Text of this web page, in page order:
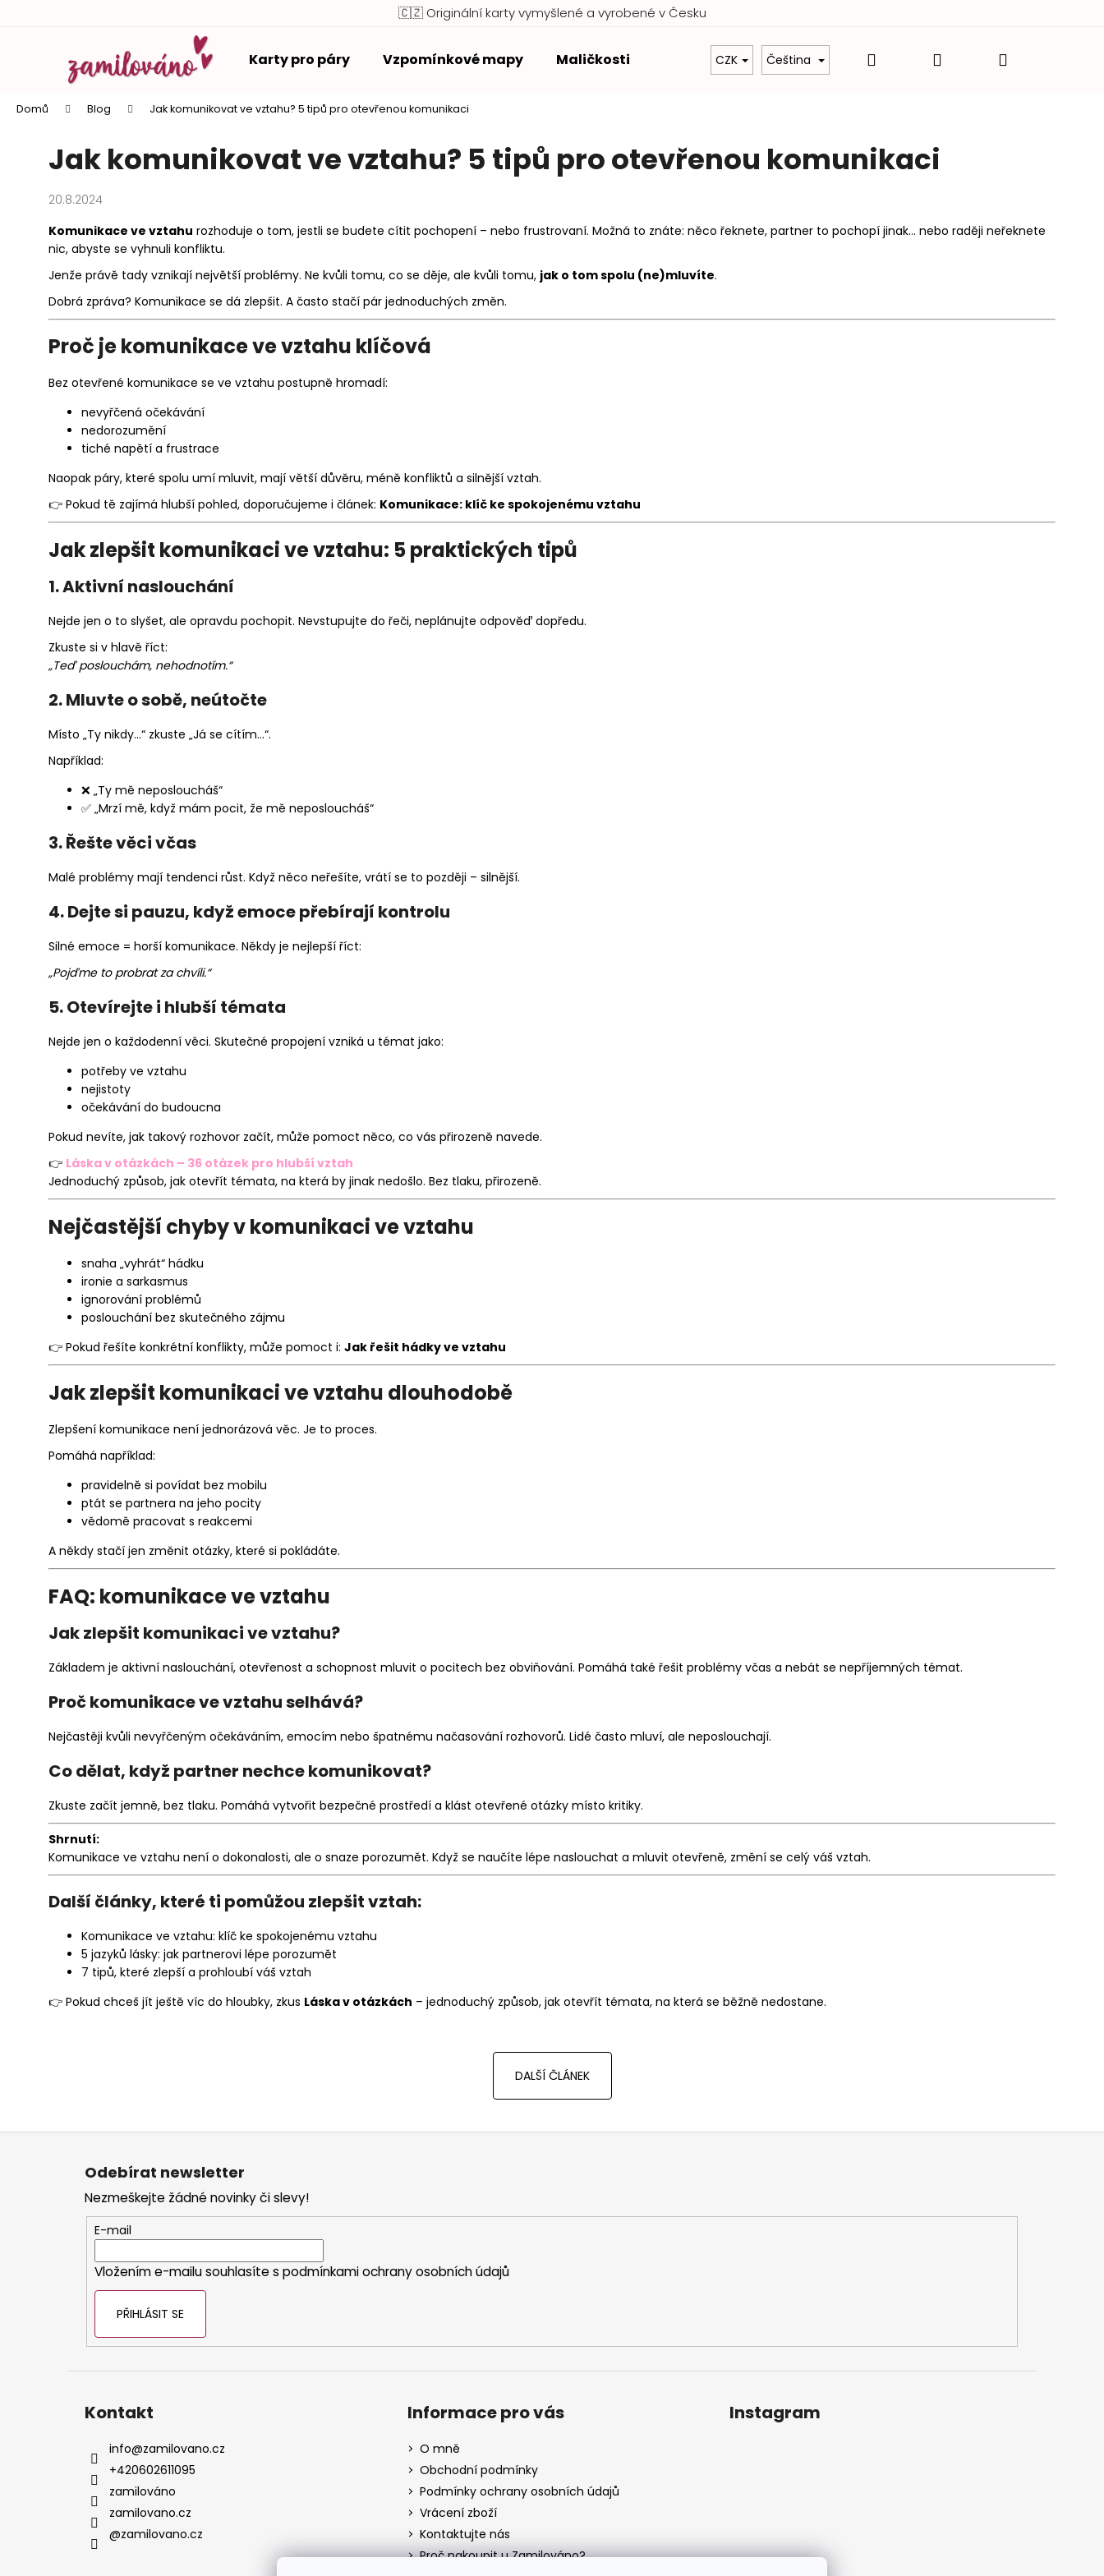
🇨🇿 Originální karty vymyšlené a vyrobené v Česku
Karty pro páry Vzpomínkové mapy Maličkosti Zvýhodněné balíčky Dárky z lásky Hodnocení
CZK Čeština Hledat PřihlášeníNákupní
Domů Blog Jak komunikovat ve vztahu? 5 tipů pro otevřenou komunikaci
Jak komunikovat ve vztahu? 5 tipů pro otevřenou komunikaci
20.8.2024
Komunikace ve vztahu rozhoduje o tom, jestli se budete cítit pochopení – nebo frustrovaní. Možná to znáte: něco řeknete, partner to pochopí jinak… nebo raději neřeknete
nic, abyste se vyhnuli konfliktu.
Jenže právě tady vznikají největší problémy. Ne kvůli tomu, co se děje, ale kvůli tomu, jak o tom spolu (ne)mluvíte.
Dobrá zpráva? Komunikace se dá zlepšit. A často stačí pár jednoduchých změn.
Proč je komunikace ve vztahu klíčová
Bez otevřené komunikace se ve vztahu postupně hromadí:
nevyřčená očekávání
nedorozumění
tiché napětí a frustrace
Naopak páry, které spolu umí mluvit, mají větší důvěru, méně konfliktů a silnější vztah.
👉 Pokud tě zajímá hlubší pohled, doporučujeme i článek: Komunikace: klíč ke spokojenému vztahu
Jak zlepšit komunikaci ve vztahu: 5 praktických tipů
1. Aktivní naslouchání
Nejde jen o to slyšet, ale opravdu pochopit. Nevstupujte do řeči, neplánujte odpověď dopředu.
Zkuste si v hlavě říct:
„Teď poslouchám, nehodnotím.“
2. Mluvte o sobě, neútočte
Místo „Ty nikdy…“ zkuste „Já se cítím…“.
Například:
❌ „Ty mě neposloucháš“
✅ „Mrzí mě, když mám pocit, že mě neposloucháš“
3. Řešte věci včas
Malé problémy mají tendenci růst. Když něco neřešíte, vrátí se to později – silnější.
4. Dejte si pauzu, když emoce přebírají kontrolu
Silné emoce = horší komunikace. Někdy je nejlepší říct:
„Pojďme to probrat za chvíli.“
5. Otevírejte i hlubší témata
Nejde jen o každodenní věci. Skutečné propojení vzniká u témat jako:
potřeby ve vztahu
nejistoty
očekávání do budoucna
Pokud nevíte, jak takový rozhovor začít, může pomoct něco, co vás přirozeně navede.
👉 Láska v otázkách – 36 otázek pro hlubší vztah
Jednoduchý způsob, jak otevřít témata, na která by jinak nedošlo. Bez tlaku, přirozeně.
Nejčastější chyby v komunikaci ve vztahu
snaha „vyhrát“ hádku
ironie a sarkasmus
ignorování problémů
poslouchání bez skutečného zájmu
👉 Pokud řešíte konkrétní konflikty, může pomoct i:Jak řešit hádky ve vztahu
Jak zlepšit komunikaci ve vztahu dlouhodobě
Zlepšení komunikace není jednorázová věc. Je to proces.
Pomáhá například:
pravidelně si povídat bez mobilu
ptát se partnera na jeho pocity
vědomě pracovat s reakcemi
A někdy stačí jen změnit otázky, které si pokládáte.
FAQ: komunikace ve vztahu
Jak zlepšit komunikaci ve vztahu?
Základem je aktivní naslouchání, otevřenost a schopnost mluvit o pocitech bez obviňování. Pomáhá také řešit problémy včas a nebát se nepříjemných témat.
Proč komunikace ve vztahu selhává?
Nejčastěji kvůli nevyřčeným očekáváním, emocím nebo špatnému načasování rozhovorů. Lidé často mluví, ale neposlouchají.
Co dělat, když partner nechce komunikovat?
Zkuste začít jemně, bez tlaku. Pomáhá vytvořit bezpečné prostředí a klást otevřené otázky místo kritiky.
Shrnutí:
Komunikace ve vztahu není o dokonalosti, ale o snaze porozumět. Když se naučíte lépe naslouchat a mluvit otevřeně, změní se celý váš vztah.
Další články, které ti pomůžou zlepšit vztah:
Komunikace ve vztahu: klíč ke spokojenému vztahu
5 jazyků lásky: jak partnerovi lépe porozumět
7 tipů, které zlepší a prohloubí váš vztah
👉 Pokud chceš jít ještě víc do hloubky, zkus Láska v otázkách – jednoduchý způsob, jak otevřít témata, na která se běžně nedostane.
DALŠÍ ČLÁNEK
obchodu
obchodu
HLEDAT
Doporučujeme
Z
Odebírat newsletter
Nezmeškejte žádné novinky či slevy!
E-mail
Vložením e-mailu souhlasíte s podmínkami ochrany osobních údajů
PŘIHLÁSIT SE
Kontakt
info@zamilovano.cz
+420602611095
zamilováno
zamilovano.cz
@zamilovano.cz
Informace pro vás
O mně
Obchodní podmínky
Podmínky ochrany osobních údajů
Vrácení zboží
Kontaktujte nás
Proč nakoupit u Zamilováno?
Instagram